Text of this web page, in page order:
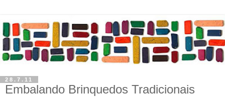
28.7.11
Embalando Brinquedos Tradicionais